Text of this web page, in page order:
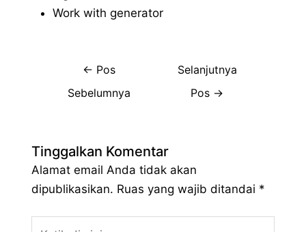
Work with generator
← Pos
Sebelumnya
Selanjutnya
Pos →
Tinggalkan Komentar
Alamat email Anda tidak akan
dipublikasikan. Ruas yang wajib ditandai *